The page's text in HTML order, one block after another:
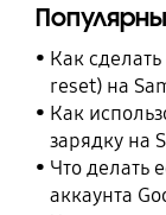
Как
reset) на
Как
зарядку на
Что делать
аккаунта